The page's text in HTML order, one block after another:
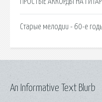
Старые мелодии - 60-е
An Informative Text Blurb